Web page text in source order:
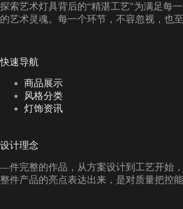
探索艺术灯具背后的“精湛工艺"为满足每
的艺术灵魂。每一个环节，不容忽视，也至
快速导航
商品展示
风格分类
灯饰资讯
设计理念
—件完整的作品，从方案设计到工艺开始
整件产品的亮点表达出来，是对质量把控能